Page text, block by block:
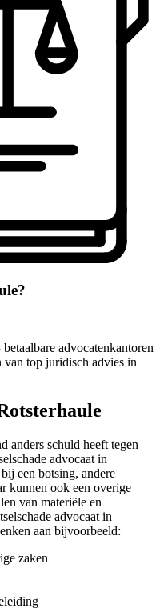
advocatenkantoren
top juridisch advies in
anders schuld heeft tegen
advocaat in
een botsing, andere
kunnen ook een overige
van materiële en
advocaat in
aan bijvoorbeeld:
zaken